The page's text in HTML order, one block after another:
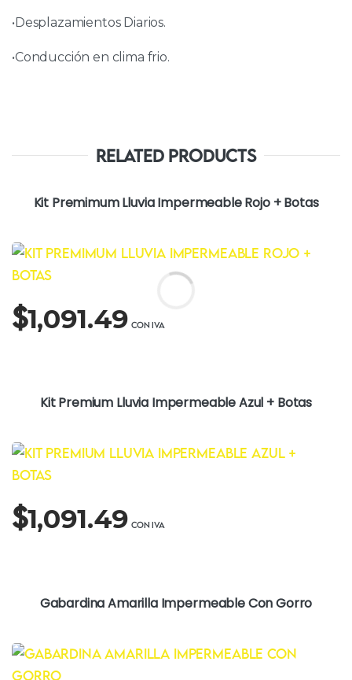
•Desplazamientos Diarios.
•Conducción en clima frio.
Related Products
Kit Premimum Lluvia Impermeable Rojo + Botas
$1,091.49
Kit Premium Lluvia Impermeable Azul + Botas
$1,091.49
Gabardina Amarilla Impermeable Con Gorro